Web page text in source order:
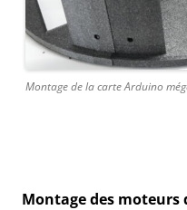
Montage de la carte Arduino
Montage des moteurs